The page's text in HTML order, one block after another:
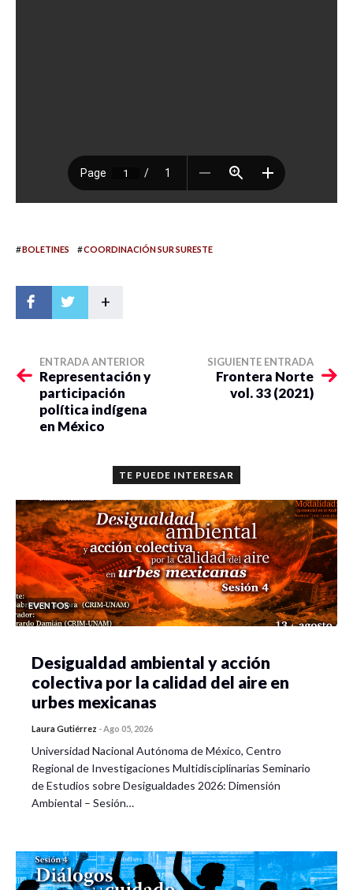
#BOLETINES #COORDINACIÓN SUR SURESTE
+
ENTRADA ANTERIOR
Representación y
participación
política indígena
en México
SIGUIENTE ENTRADA
Frontera Norte
vol. 33 (2021)
TE PUEDE INTERESAR
EVENTOS
Desigualdad ambiental y acción
colectiva por la calidad del aire en
urbes mexicanas
Laura Gutiérrez -Ago 05, 2026
Universidad Nacional Autónoma de México, Centro
Regional de Investigaciones Multidisciplinarias Seminario
de Estudios sobre Desigualdades 2026: Dimensión
Ambiental – Sesión…